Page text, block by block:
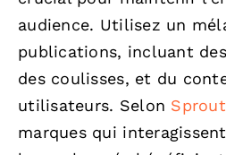
audience. Utilisez un
publications, incluant
des coulisses, et du
utilisateurs. Selon
marques qui